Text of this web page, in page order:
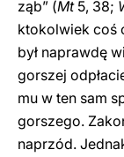
ząb” (Mt5, 38;
ktokolwiek coś
był naprawdę
gorszej
mu w ten sam
gorszego.
naprzód.